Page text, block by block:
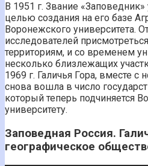
В 1951 г. Звание «Заповедник»
целью создания на его базе
Воронежского университета.
исследователей
территориям, и со временем
несколько близлежащих
1969 г. Галичья Гора, вместе
снова вошла в число
который теперь подчиняется
университету.
Заповедная Россия.
географическое